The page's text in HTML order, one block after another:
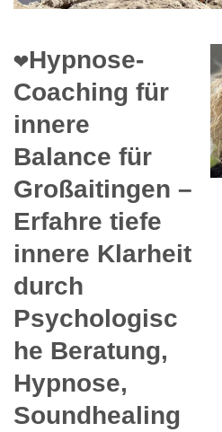
❤️Hypnose-
Coaching für
innere
Balance für
Großaitingen –
Erfahre tiefe
innere Klarheit
durch
Psychologisc
he Beratung,
Hypnose,
Soundhealing